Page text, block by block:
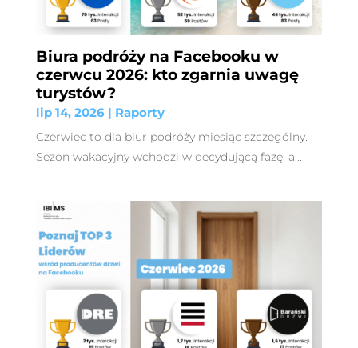
Biura podróży na Facebooku w
czerwcu 2026: kto zgarnia uwagę
turystów?
lip 14, 2026| Raporty
Czerwiec to dla biur podróży miesiąc szczególny.
Sezon wakacyjny wchodzi w decydującą fazę, a...